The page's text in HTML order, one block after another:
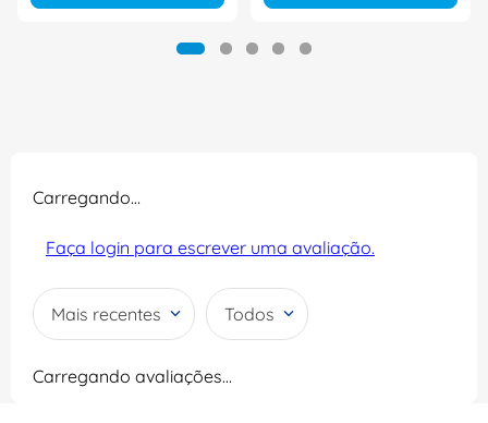
Carregando…
Faça login para escrever uma avaliação.
Mais recentes Todos
Carregando avaliações…